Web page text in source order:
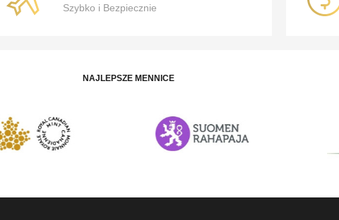
Szybko i Bezpiecznie
NAJLEPSZE MENNICE